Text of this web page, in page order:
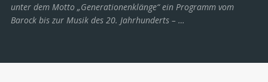
unter dem Motto „Generationenklänge“ ein Programm vom
Barock bis zur Musik des 20. Jahrhunderts ­– …